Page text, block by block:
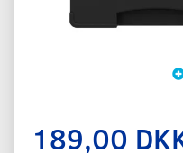
189,00